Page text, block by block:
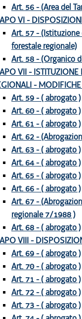
Art. 56 - (Area del
VI -
Art. 57 - (Istituzione
forestale regionale)
Art. 58 - (Organico
VII - ISTITUZIONE
-
Art. 59 - ( abrogato )
Art. 60 - ( abrogato )
Art. 61 - ( abrogato )
Art. 62 -
Art. 63 - ( abrogato )
Art. 64 - ( abrogato )
Art. 65 - ( abrogato )
Art. 66 - ( abrogato )
Art. 67 -
regionale 7/1988 )
Art. 68 - ( abrogato )
VIII -
Art. 69 - ( abrogato )
Art. 70 - ( abrogato )
Art. 71 - ( abrogato )
Art. 72 - ( abrogato )
Art. 73 - ( abrogato )